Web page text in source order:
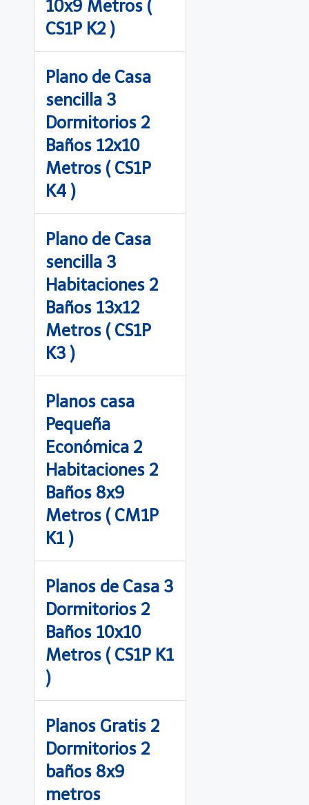
10x9 Metros (
CS1P K2 )
Plano de Casa
sencilla 3
Dormitorios 2
Baños 12x10
Metros ( CS1P
K4 )
Plano de Casa
sencilla 3
Habitaciones 2
Baños 13x12
Metros ( CS1P
K3 )
Planos casa
Pequeña
Económica 2
Habitaciones 2
Baños 8x9
Metros ( CM1P
K1 )
Planos de Casa 3
Dormitorios 2
Baños 10x10
Metros ( CS1P K1
)
Planos Gratis 2
Dormitorios 2
baños 8x9
metros